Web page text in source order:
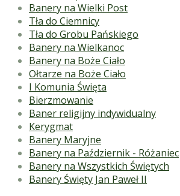
Banery na Wielki Post
Tła do Ciemnicy
Tła do Grobu Pańskiego
Banery na Wielkanoc
Banery na Boże Ciało
Ołtarze na Boże Ciało
I Komunia Święta
Bierzmowanie
Baner religijny indywidualny
Kerygmat
Banery Maryjne
Banery na Październik - Różaniec
Banery na Wszystkich Świętych
Banery Święty Jan Paweł II